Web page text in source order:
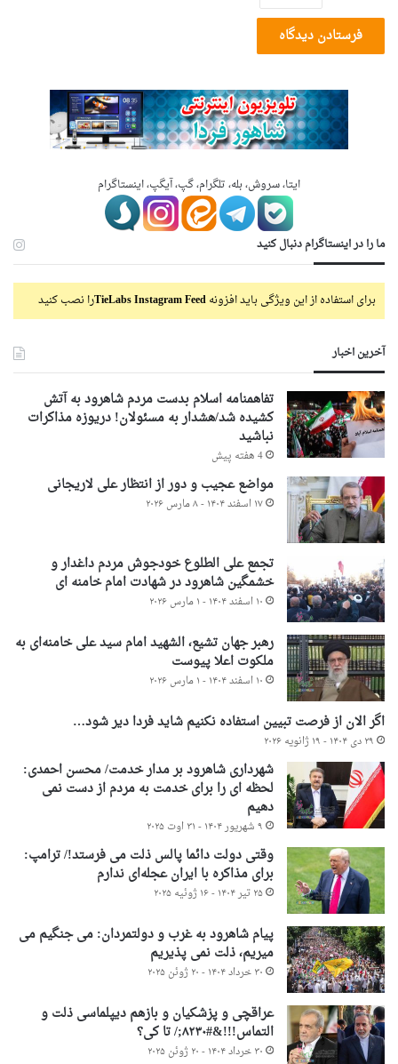
ایتا، سروش، بله، تلگرام، گپ، آیگپ، اینستاگرام
ما را در اینستاگرام دنبال کنید
برای استفاده از این ویژگی باید افزونهTieLabs Instagram Feedرا نصب کنید
آخرین اخبار
تفاهمنامه اسلام بدست مردم شاهرود به آتش
کشیده شد/هشدار به مسئولان! دریوزه مذاکرات
نباشید
4 هفته پیش
مواضع عجیب و دور از انتظار علی لاریجانی
۱۷ اسفند ۱۴۰۴ - ۸ مارس ۲۰۲۶
تجمع علی الطلوع خودجوش مردم داغدار و
خشمگین شاهرود در شهادت امام خامنه ای
۱۰ اسفند ۱۴۰۴ - ۱ مارس ۲۰۲۶
رهبر جهان تشیع، الشهید امام سید علی خامنه‌ای به
ملکوت اعلا پیوست
۱۰ اسفند ۱۴۰۴ - ۱ مارس ۲۰۲۶
اگر الان از فرصت تبیین استفاده نکنیم شاید فردا دیر شود…
۲۹ دی ۱۴۰۴ - ۱۹ ژانویه ۲۰۲۶
شهرداری شاهرود بر مدار خدمت/ محسن احمدی:
لحظه ای را برای خدمت به مردم از دست نمی
دهیم
۹ شهریور ۱۴۰۴ - ۳۱ اوت ۲۰۲۵
وقتی دولت دائما پالس ذلت می فرستد!/ ترامپ:
برای مذاکره با ایران عجله‌ای ندارم
۲۵ تیر ۱۴۰۴ - ۱۶ ژوئیه ۲۰۲۵
پیام شاهرود به غرب و دولتمردان: می جنگیم می
میریم، ذلت نمی پذیریم
۳۰ خرداد ۱۴۰۴ - ۲۰ ژوئن ۲۰۲۵
عراقچی و پزشکیان و بازهم دیپلماسی ذلت و
التماس!!!&#۸۲۳۰;/ تا کی؟
۳۰ خرداد ۱۴۰۴ - ۲۰ ژوئن ۲۰۲۵